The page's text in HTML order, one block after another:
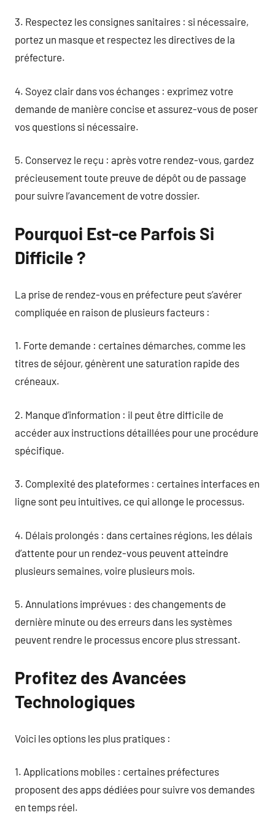
3. Respectez les consignes sanitaires : si nécessaire,
portez un masque et respectez les directives de la
préfecture.
4. Soyez clair dans vos échanges : exprimez votre
demande de manière concise et assurez-vous de poser
vos questions si nécessaire.
5. Conservez le reçu : après votre rendez-vous, gardez
précieusement toute preuve de dépôt ou de passage
pour suivre l’avancement de votre dossier.
Pourquoi Est-ce Parfois Si
Difficile ?
La prise de rendez-vous en préfecture peut s’avérer
compliquée en raison de plusieurs facteurs :
1. Forte demande : certaines démarches, comme les
titres de séjour, génèrent une saturation rapide des
créneaux.
2. Manque d’information : il peut être difficile de
accéder aux instructions détaillées pour une procédure
spécifique.
3. Complexité des plateformes : certaines interfaces en
ligne sont peu intuitives, ce qui allonge le processus.
4. Délais prolongés : dans certaines régions, les délais
d’attente pour un rendez-vous peuvent atteindre
plusieurs semaines, voire plusieurs mois.
5. Annulations imprévues : des changements de
dernière minute ou des erreurs dans les systèmes
peuvent rendre le processus encore plus stressant.
Profitez des Avancées
Technologiques
Voici les options les plus pratiques :
1. Applications mobiles : certaines préfectures
proposent des apps dédiées pour suivre vos demandes
en temps réel.